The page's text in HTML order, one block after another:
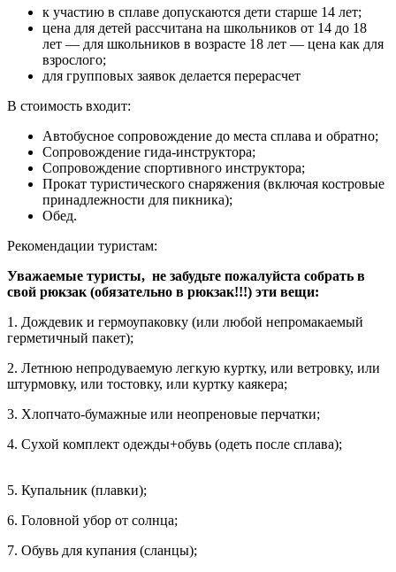
к участию в сплаве допускаются дети старше 14 лет;
цена для детей рассчитана на школьников от 14 до 18
лет — для школьников в возрасте 18 лет — цена как для
взрослого;
для групповых заявок делается перерасчет
В стоимость входит:
Автобусное сопровождение до места сплава и обратно;
Сопровождение гида-инструктора;
Сопровождение спортивного инструктора;
Прокат туристического снаряжения (включая костровые
принадлежности для пикника);
Обед.
Рекомендации туристам:
Уважаемые туристы, не забудьте пожалуйста собрать в
свой рюкзак (обязательно в рюкзак!!!) эти вещи:
1. Дождевик и гермоупаковку (или любой непромакаемый
герметичный пакет);
2. Летнюю непродуваемую легкую куртку, или ветровку, или
штурмовку, или тостовку, или куртку каякера;
3. Хлопчато-бумажные или неопреновые перчатки;
4. Сухой комплект одежды+обувь (одеть после сплава);
5. Купальник (плавки);
6. Головной убор от солнца;
7. Обувь для купания (сланцы);